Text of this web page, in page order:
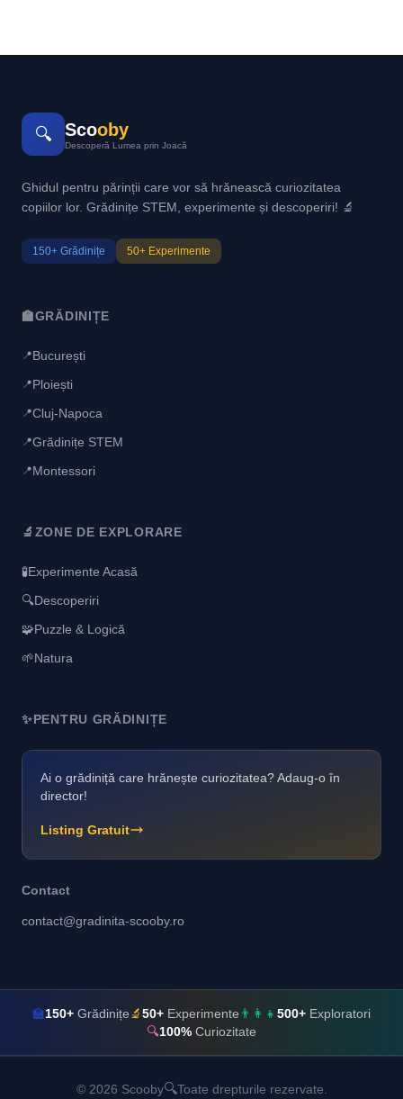
🔍 Scooby
Descoperă Lumea prin Joacă
Ghidul pentru părinții care vor să hrănească curiozitatea
copiilor lor. Grădinițe STEM, experimente și descoperiri! 🔬
150+ Grădinițe 50+ Experimente
🏫GRĂDINIȚE
📍București
📍Ploiești
📍Cluj-Napoca
📍Grădinițe STEM
📍Montessori
🔬 ZONE DE EXPLORARE
🧪Experimente Acasă
🔍Descoperiri
🧩Puzzle & Logică
🌱Natura
✨PENTRU GRĂDINIȚE
Ai o grădiniță care hrănește curiozitatea? Adaug-o în
director!
Listing Gratuit
Contact
contact@gradinita-scooby.ro
🏫150+ Grădinițe🔬50+ Experimente 👨‍👩‍👧 500+ Exploratori
🔍100% Curiozitate
© 2026 Scooby🔍Toate drepturile rezervate.